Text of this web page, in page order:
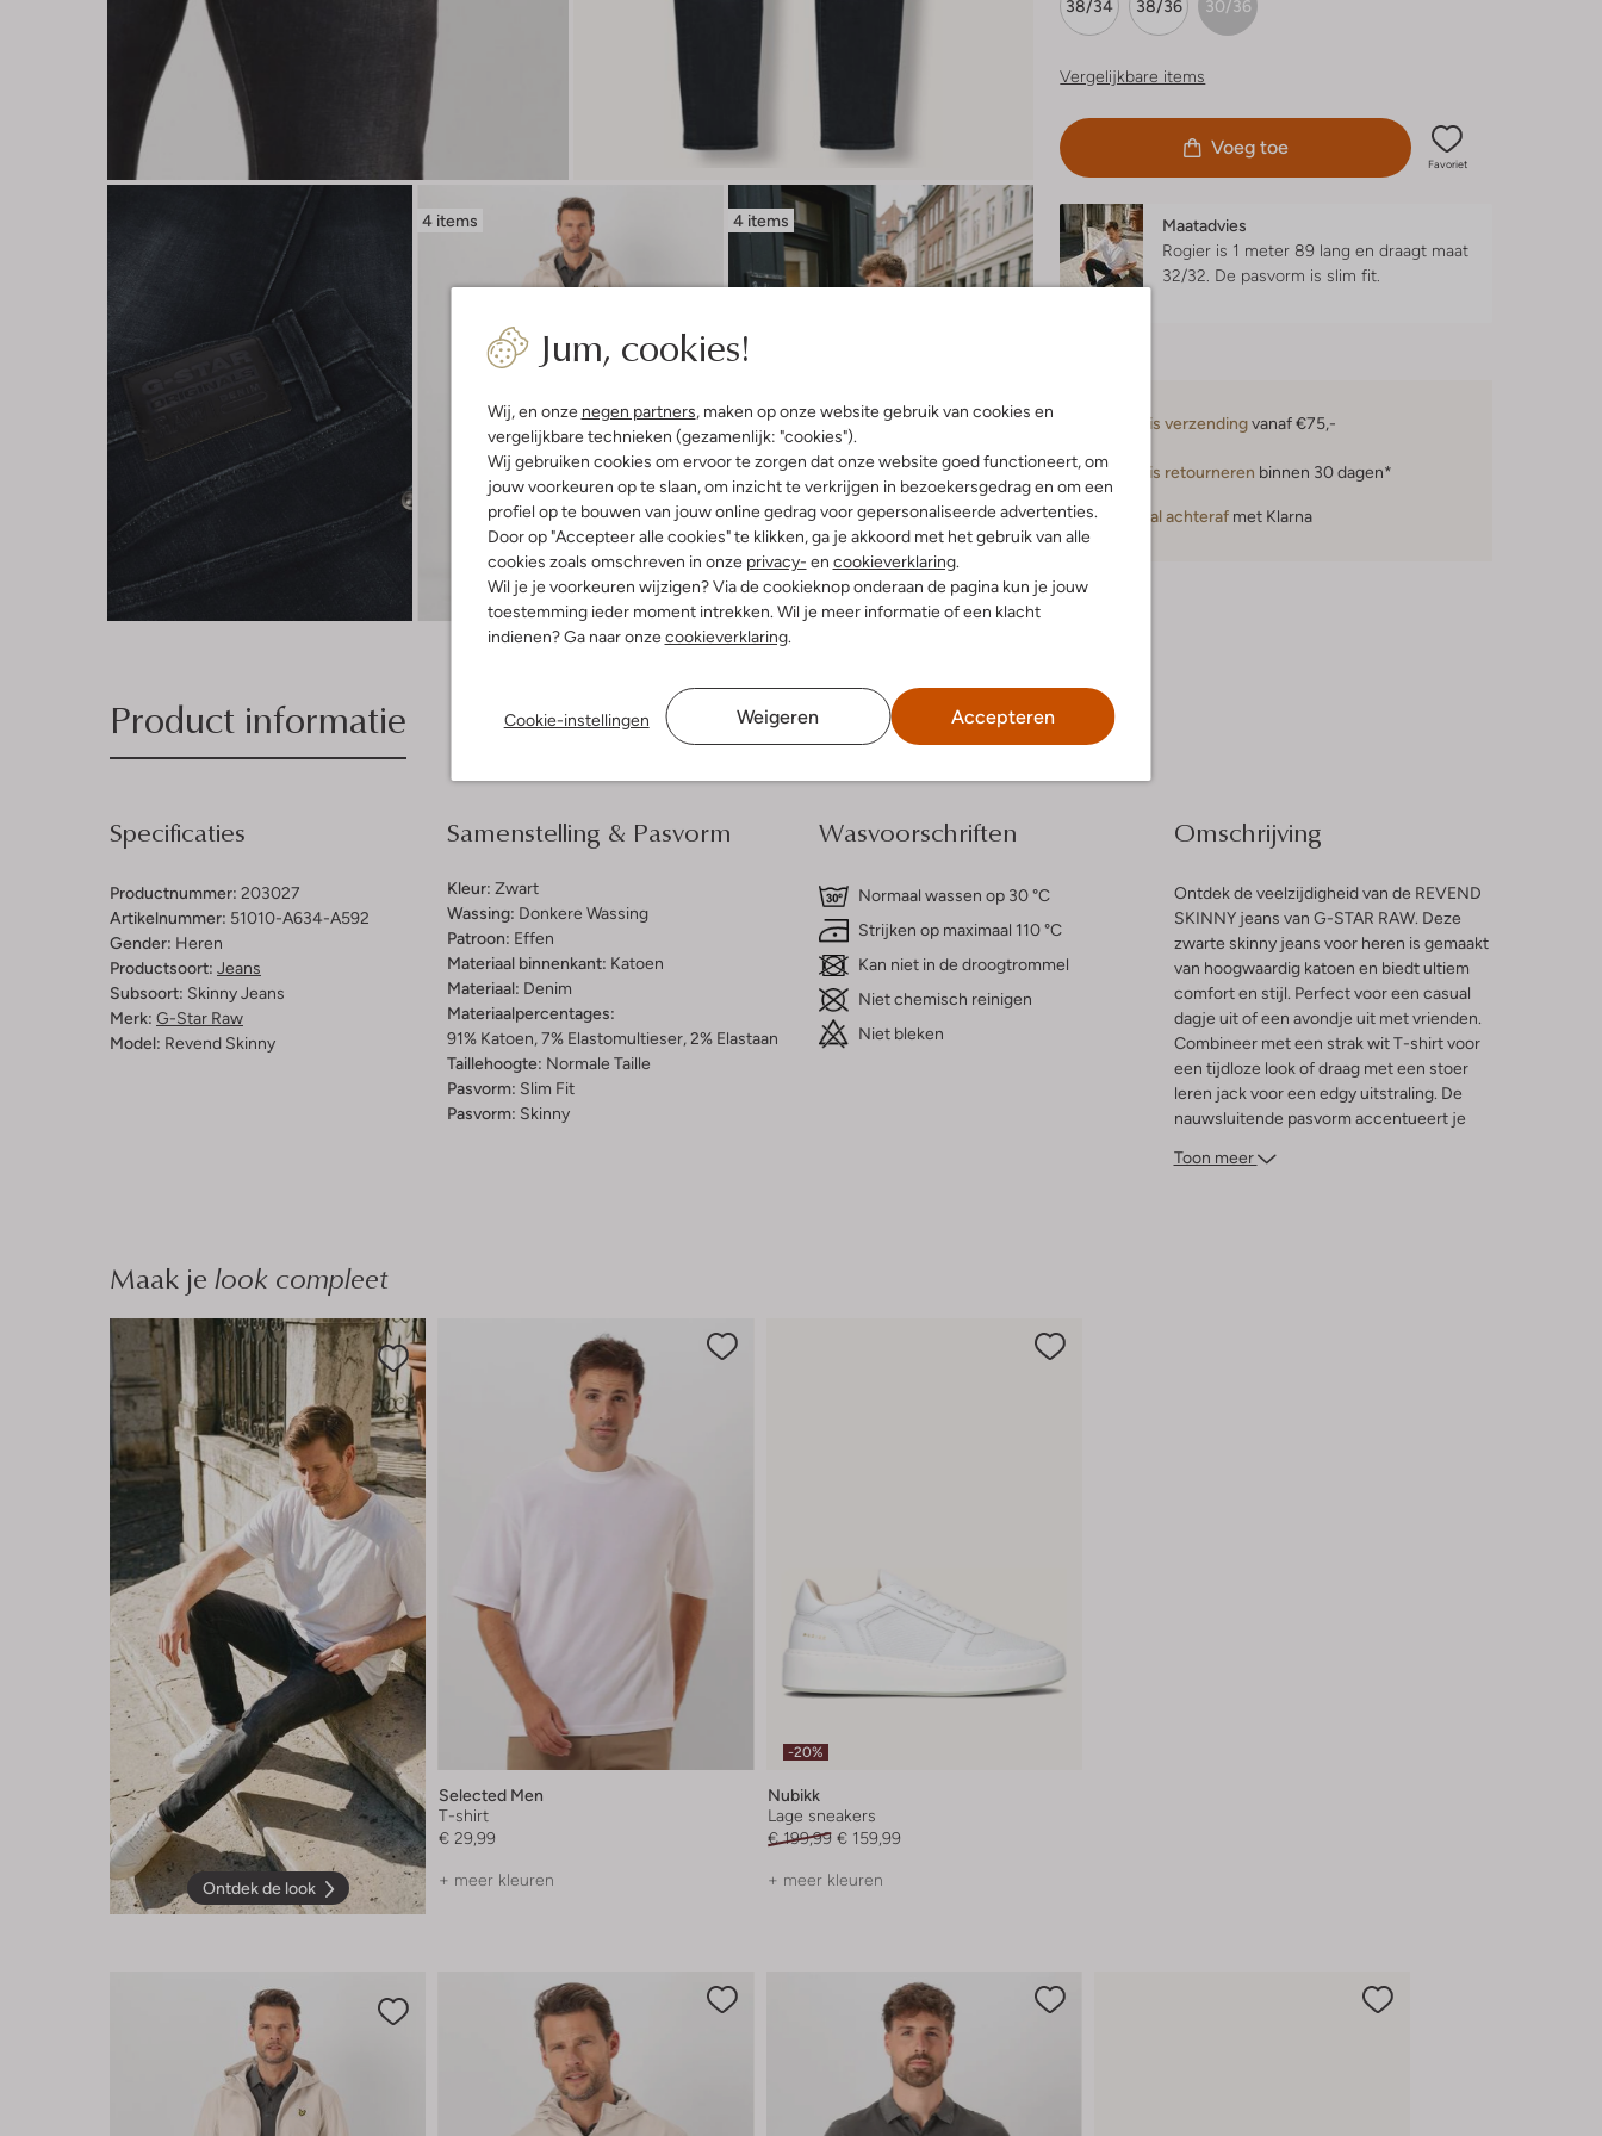
Jum, cookies!
Wij, en onze negen partners, maken op onze website gebruik van cookies en
vergelijkbare technieken (gezamenlijk: "cookies").
Wij gebruiken cookies om ervoor te zorgen dat onze website goed functioneert, om
jouw voorkeuren op te slaan, om inzicht te verkrijgen in bezoekersgedrag en om een
profiel op te bouwen van jouw online gedrag voor gepersonaliseerde advertenties.
Door op "Accepteer alle cookies" te klikken, ga je akkoord met het gebruik van alle
cookies zoals omschreven in onze privacy- en cookieverklaring.
Wil je je voorkeuren wijzigen? Via de cookieknop onderaan de pagina kun je jouw
toestemming ieder moment intrekken. Wil je meer informatie of een klacht
indienen? Ga naar onzecookieverklaring.
Cookie-instellingen Weigeren Accepteren
4 items
Ontdek de look
4 items
Ontdek de look
38/34 38/36 30/36
Vergelijkbare items
Voeg toe
Favoriet
Maatadvies
Rogier is 1 meter 89 lang en draagt maat
32/32. De pasvorm is slim fit.
Gratis verzendingvanaf €75,-
Gratis retourneren binnen 30 dagen*
Betaal achteraf met Klarna
Product informatie Bezorgen & retourneren
Specificaties
Productnummer: 203027
Artikelnummer: 51010-A634-A592
Gender: Heren
Productsoort: Jeans
Subsoort: Skinny Jeans
Merk: G-Star Raw
Model: Revend Skinny
Samenstelling & Pasvorm
Kleur: Zwart
Wassing: Donkere Wassing
Patroon: Effen
Materiaal binnenkant: Katoen
Materiaal: Denim
Materiaalpercentages:
91% Katoen, 7% Elastomultieser, 2% Elastaan
Taillehoogte: Normale Taille
Pasvorm: Slim Fit
Pasvorm: Skinny
Wasvoorschriften
Normaal wassen op 30 °C
Strijken op maximaal 110 °C
Kan niet in de droogtrommel
Niet chemisch reinigen
Niet bleken
Omschrijving
Ontdek de veelzijdigheid van de REVEND
SKINNY jeans van G-STAR RAW. Deze
zwarte skinny jeans voor heren is gemaakt
van hoogwaardig katoen en biedt ultiem
comfort en stijl. Perfect voor een casual
dagje uit of een avondje uit met vrienden.
Combineer met een strak wit T-shirt voor
een tijdloze look of draag met een stoer
leren jack voor een edgy uitstraling. De
nauwsluitende pasvorm accentueert je
bewegingsvrijheid. Een must-have in de
Toon meer
Maak je look compleet
Ontdek de look
Selected Men
T-shirt
€ 29,99
+ meer kleuren
-20%
Nubikk
Lage sneakers
€ 199,99 € 159,99
+ meer kleuren